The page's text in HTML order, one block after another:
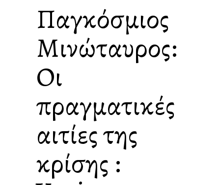
Παγκόσμιος
Μινώταυρος:
Οι
πραγματικές
αιτίες της
κρίσης :